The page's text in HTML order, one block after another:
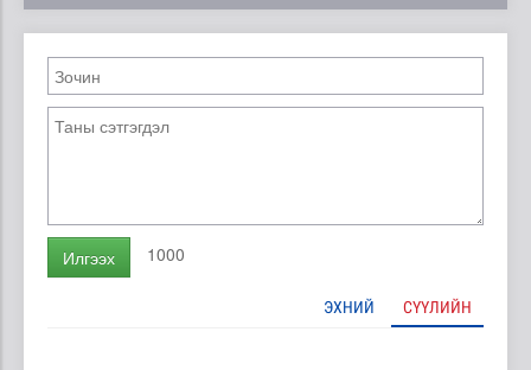
Илгээх 1000
ЭХНИЙ СҮҮЛИЙН